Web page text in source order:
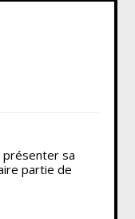
présenter sa
partie de